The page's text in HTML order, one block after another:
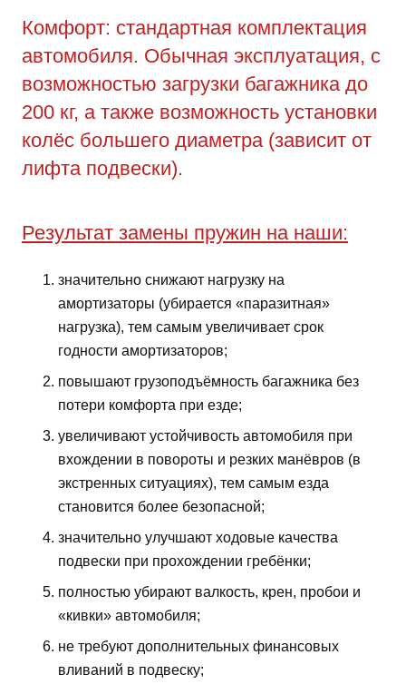
Комфорт: стандартная комплектация
автомобиля. Обычная эксплуатация, с
возможностью загрузки багажника до
200 кг, а также возможность установки
колёс большего диаметра (зависит от
лифта подвески).
Результат замены пружин на наши:
значительно снижают нагрузку на
амортизаторы (убирается «паразитная»
нагрузка), тем самым увеличивает срок
годности амортизаторов;
повышают грузоподъёмность багажника без
потери комфорта при езде;
увеличивают устойчивость автомобиля при
вхождении в повороты и резких манёвров (в
экстренных ситуациях), тем самым езда
становится более безопасной;
значительно улучшают ходовые качества
подвески при прохождении гребёнки;
полностью убирают валкость, крен, пробои и
«кивки» автомобиля;
не требуют дополнительных финансовых
вливаний в подвеску;